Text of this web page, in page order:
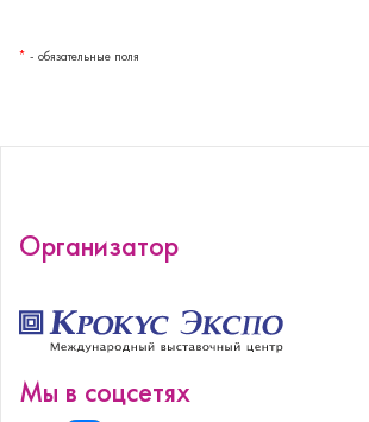
* - обязательные поля
Организатор
Мы в соцсетях